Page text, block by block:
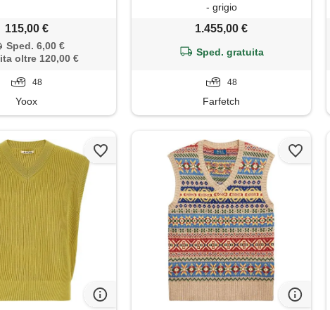
115,00 €
Sped. 6,00 €
oltre 120,00 €
48
Yoox
- grigio
1.455,00 €
Sped. gratuita
48
Farfetch